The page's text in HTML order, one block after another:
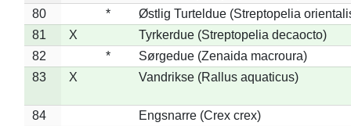
80
*
Østlig Turteldue (Streptopelia
81
X
Tyrkerdue (Streptopelia decaocto)
82
*
Sørgedue (Zenaida macroura)
83
X Vandrikse (Rallus aquaticus)
84
Engsnarre (Crex crex)